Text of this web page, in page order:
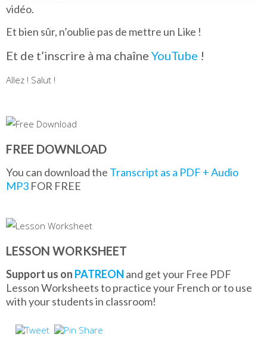
vidéo.
Et bien sûr, n’oublie pas de mettre un Like !
Et de t’inscrire à ma chaîne YouTube !
Allez ! Salut !
FREE DOWNLOAD
You can download the Transcript as a PDF + Audio
MP3 FOR FREE
LESSON WORKSHEET
Support us on PATREON and get your Free PDF
Lesson Worksheets to practice your French or to use
with your students in classroom!